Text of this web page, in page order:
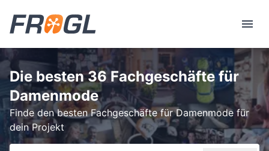
Die besten 36 Fachgeschäfte für
Damenmode
Finde den besten Fachgeschäfte für Damenmode für
dein Projekt